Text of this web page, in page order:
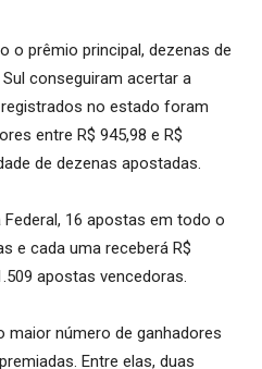
o prêmio principal, dezenas de
conseguiram acertar a
no estado foram
entre R$ 945,98 e R$
de dezenas apostadas.
16 apostas em todo o
e cada uma receberá R$
apostas vencedoras.
maior número de ganhadores
Entre elas, duas